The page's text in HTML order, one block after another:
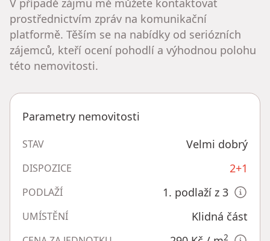
V případě zájmu mě můžete kontaktovat
prostřednictvím zpráv na komunikační
platformě. Těším se na nabídky od seriózních
zájemců, kteří ocení pohodlí a výhodnou polohu
této nemovitosti.
Parametry nemovitosti
STAV Velmi dobrý
DISPOZICE 2+1
PODLAŽÍ 1. podlaží z 3
UMÍSTĚNÍ Klidná část
2